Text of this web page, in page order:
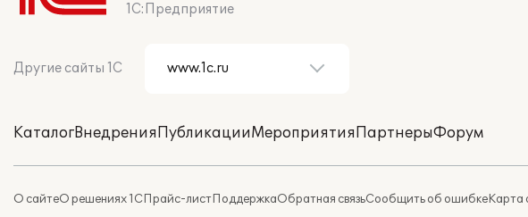
1С:Предприятие
Другие сайты 1С
КаталогВнедренияПубликацииМероприятияПартнерыФорум
О сайтеО решениях 1СПрайс-листПоддержкаОбратная связьСообщить об ошибкеКарта